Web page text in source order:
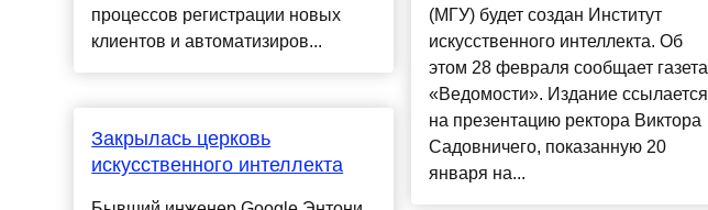
процессов регистрации новых
клиентов и автоматизиров...
Закрылась церковь
искусственного интеллекта
(МГУ) будет создан Институт
искусственного интеллекта. Об
этом 28 февраля сообщает газета
«Ведомости». Издание ссылается
на презентацию ректора Виктора
Садовничего, показанную 20
января на...